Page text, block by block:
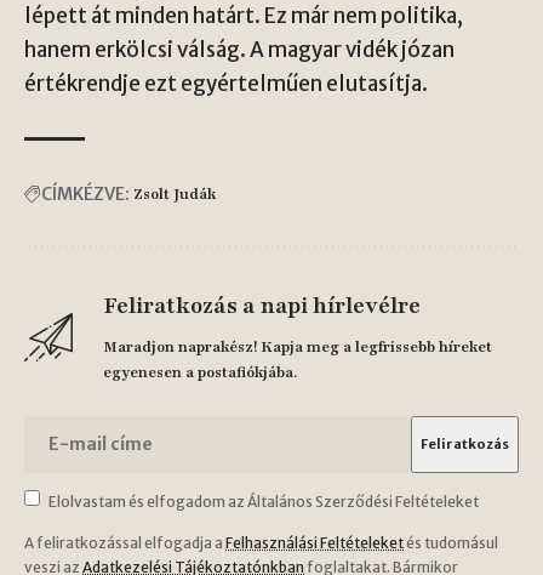
lépett át minden határt. Ez már nem politika,
hanem erkölcsi válság. A magyar vidék józan
értékrendje ezt egyértelműen elutasítja.
CÍMKÉZVE: Zsolt Judák
Feliratkozás a napi hírlevélre
Maradjon naprakész! Kapja meg a legfrissebb híreket
egyenesen a postafiókjába.
Elolvastam és elfogadom az Általános Szerződési Feltételeket
A feliratkozással elfogadja a Felhasználási Feltételeketés tudomásul
veszi az Adatkezelési Tájékoztatónkban foglaltakat. Bármikor